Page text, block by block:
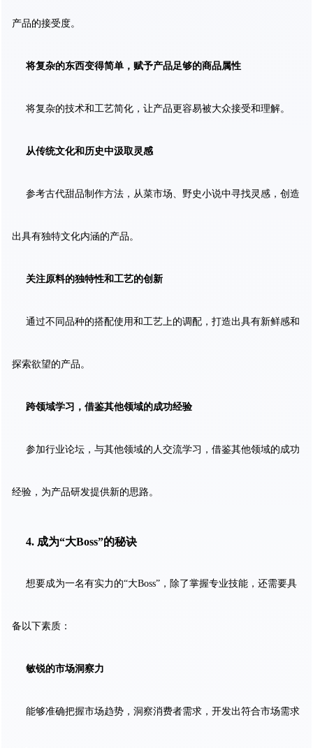
产品的接受度。
将复杂的东西变得简单，赋予产品足够的商品属性
将复杂的技术和工艺简化，让产品更容易被大众接受和理解。
从传统文化和历史中汲取灵感
参考古代甜品制作方法，从菜市场、野史小说中寻找灵感，创造
出具有独特文化内涵的产品。
关注原料的独特性和工艺的创新
通过不同品种的搭配使用和工艺上的调配，打造出具有新鲜感和
探索欲望的产品。
跨领域学习，借鉴其他领域的成功经验
参加行业论坛，与其他领域的人交流学习，借鉴其他领域的成功
经验，为产品研发提供新的思路。
4. 成为“大Boss”的秘诀
想要成为一名有实力的“大Boss”，除了掌握专业技能，还需要具
备以下素质：
敏锐的市场洞察力
能够准确把握市场趋势，洞察消费者需求，开发出符合市场需求